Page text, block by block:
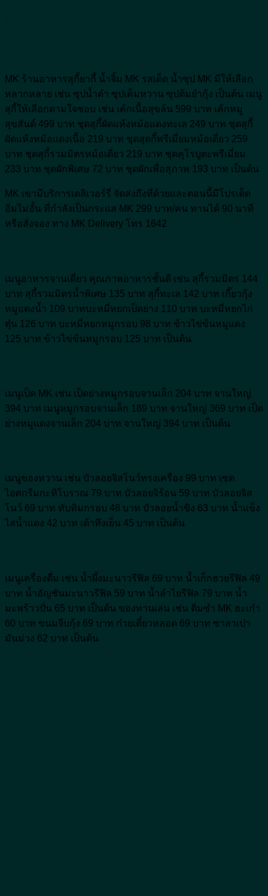
MK ร้านอาหารสุกี้ยากี้ น้ำจิ้ม MK รสเด็ด น้ำซุป MK มีให้เลือก
หลากหลาย เช่น ซุปน้ำดำ ซุปเค็มหวาน ซุปต้มยำกุ้ง เป็นต้น เมนู
สุกี้ให้เลือกตามใจชอบ เช่น เค้กเนื้อสุขล้น 599 บาท เค้กหมู
สุขสันต์ 499 บาท ชุดสุกี้ผัดแห้งหม้อแดงทะเล 249 บาท ชุดสุกี้
ผัดแห้งหม้อแดงเนื้อ 219 บาท ชุดสุดกี้พรีเมี่ยมหม้อเดี่ยว 259
บาท ชุดสุกี้รวมมิตรหม้อเดี่ยว 219 บาท ชุดคุโรบูตะพรีเมี่ยม
233 บาท ชุดผักพิเศษ 72 บาท ชุดผักเพื่อสุภาพ 193 บาท เป็นต้น
MK เขามีบริการเดลิเวอร์รี่ จัดส่งถึงที่ด้วยและตอนนี้มีโปรเด็ด
อิ่มไม่อั้น ที่กำลังเป็นกระแส MK 299 บาท/คน ทานได้ 90 นาที
หรือสั่งจอง ทาง MK Delivery โทร 1642
เมนูอาหารจานเดี่ยว คุณภาพอาหารชั้นดี เช่น สุกี้รวมมิตร 144
บาท สุกี้รวมมิตรน้ำพิเศษ 135 บาท สุกี้ทะเล 142 บาท เกี๊ยวกุ้ง
หมูแดงน้ำ 109 บาทบะหมี่หยกเป็ดย่าง 110 บาท บะหมี่หยกไก่
ตุ๋น 126 บาท บะหมี่หยกหมูกรอบ 98 บาท ข้าวไข่ข้นหมูแดง
125 บาท ข้าวไข่ข้นหมูกรอบ 125 บาท เป็นต้น
เมนูเป็ด MK เช่น เป็ดย่างหมูกรอบจานเล็ก 204 บาท จานใหญ่
394 บาท เมนูหมูกรอบจานเล็ก 189 บาท จานใหญ่ 369 บาท เป็ด
ย่างหมูแดงจานเล็ก 204 บาท จานใหญ่ 394 บาท เป็นต้น
เมนูของหวาน เช่น บัวลอยจิสโนว์ทรงเครื่อง 99 บาท เซต
ไอศกรีมกะทิโบราณ 79 บาท บัวลอยจิร้อน 59 บาท บัวลอยจิส
โนว์ 69 บาท ทับทิมกรอบ 48 บาท บัวลอยน้ำขิง 63 บาท น้ำแข็ง
ไสน้ำแดง 42 บาท เต้าทึงเย็น 45 บาท เป็นต้น
เมนูเครื่องดื่ม เช่น น้ำผึ้งมะนาวรีฟิล 69 บาท น้ำเก็กฮวยรีฟิล 49
บาท น้ำอัญชันมะนาวรีฟิล 59 บาท น้ำลำไยรีฟิล 79 บาท น้ำ
มะพร้าวปั่น 65 บาท เป็นต้น ของทานเล่น เช่น ติ่มซำ MK ฮะเก๋า
60 บาท ขนมจีบกุ้ง 69 บาท ก๋วยเตี๋ยวหลอด 69 บาท ซาลาเปา
มันม่วง 62 บาท เป็นต้น